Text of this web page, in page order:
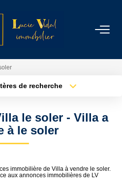
de recherche
Surface min
le soler - Villa a
à le soler
immobilière de Villa à vendre le soler.
aux annonces immobilières de LV